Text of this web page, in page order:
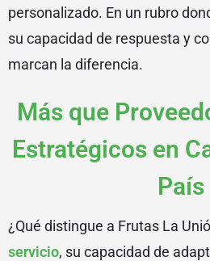
personalizado. En un rubro
su capacidad de respuesta y
marcan la diferencia.
Más que
Estratégicos en
País
¿Qué distingue a Frutas La
servicio, su capacidad de